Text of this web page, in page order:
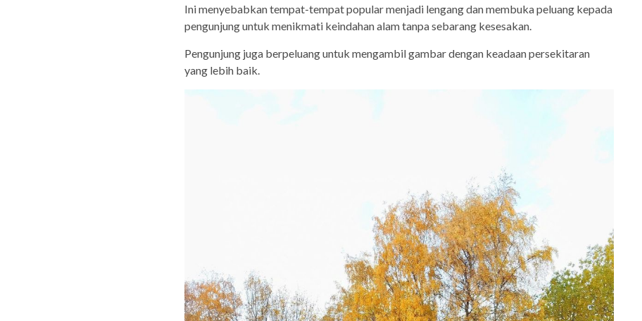
Ini menyebabkan tempat-tempat popular menjadi lengang dan membuka peluang kepada
pengunjung untuk menikmati keindahan alam tanpa sebarang kesesakan.
Pengunjung juga berpeluang untuk mengambil gambar dengan keadaan persekitaran
yang lebih baik.